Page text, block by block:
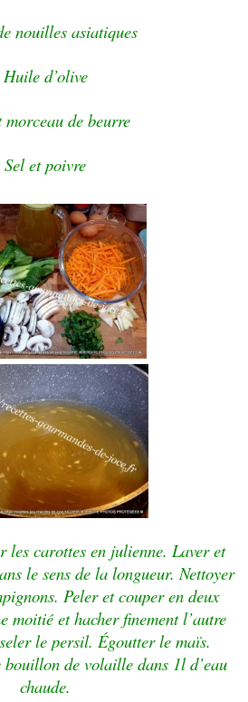
nouilles asiatiques
Huile d’olive
morceau de beurre
Sel et poivre
les carottes en julienne. Laver et
le sens de la longueur. Nettoyer
Peler et couper en deux
moitié et hacher finement l’autre
le persil. Égoutter le maïs.
bouillon de volaille dans 1l d’eau
chaude.